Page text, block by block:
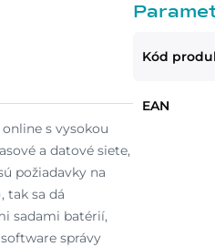
s vysokou
a datové siete,
požiadavky na
tak sa dá
sadami batérií,
správy
Kód
EAN